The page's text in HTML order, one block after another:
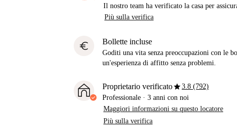
Il nostro team ha verificato la casa per
Più sulla verifica
euro Bollette incluse
Goditi una vita senza preoccupazioni con le
un'esperienza di affitto senza problemi.
Proprietario verificatostar3.8 (792)
Professionale · 3 anni con noi
Maggiori informazioni su questo locatore
Più sulla verifica